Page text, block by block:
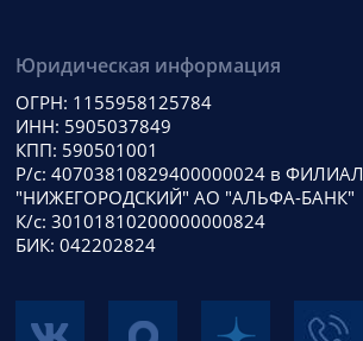
Юридическая информация
ОГРН: 1155958125784
ИНН: 5905037849
КПП: 590501001
Р/с: 40703810829400000024 в ФИЛИАЛ
"НИЖЕГОРОДСКИЙ" АО "АЛЬФА-БАНК"
К/с: 30101810200000000824
БИК: 042202824